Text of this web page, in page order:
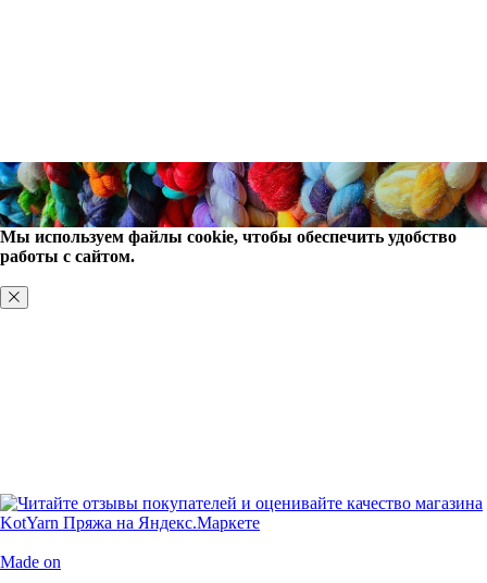
Мы используем файлы cookie, чтобы обеспечить удобство
работы с сайтом.
Made on